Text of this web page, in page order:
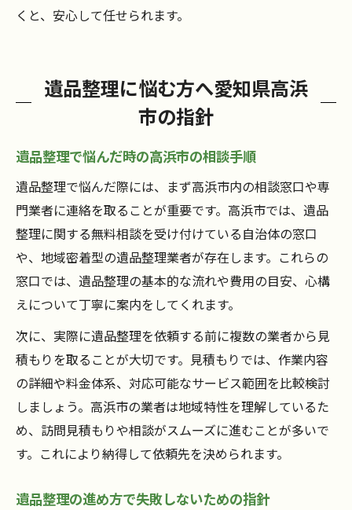
くと、安心して任せられます。
遺品整理に悩む方へ愛知県高浜
市の指針
遺品整理で悩んだ時の高浜市の相談手順
遺品整理で悩んだ際には、まず高浜市内の相談窓口や専
門業者に連絡を取ることが重要です。高浜市では、遺品
整理に関する無料相談を受け付けている自治体の窓口
や、地域密着型の遺品整理業者が存在します。これらの
窓口では、遺品整理の基本的な流れや費用の目安、心構
えについて丁寧に案内をしてくれます。
次に、実際に遺品整理を依頼する前に複数の業者から見
積もりを取ることが大切です。見積もりでは、作業内容
の詳細や料金体系、対応可能なサービス範囲を比較検討
しましょう。高浜市の業者は地域特性を理解しているた
め、訪問見積もりや相談がスムーズに進むことが多いで
す。これにより納得して依頼先を決められます。
遺品整理の進め方で失敗しないための指針